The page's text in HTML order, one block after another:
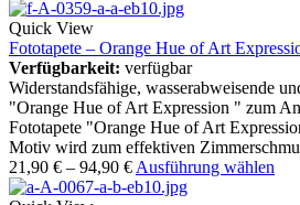
Quick View
Fototapete – Orange Hue of Art
Verfügbarkeit: verfügbar
Widerstandsfähige, wasserabweisende
"Orange Hue of Art Expression " zum
Fototapete "Orange Hue of Art
Motiv wird zum effektiven
21,90 € – 94,90 € Ausführung wählen